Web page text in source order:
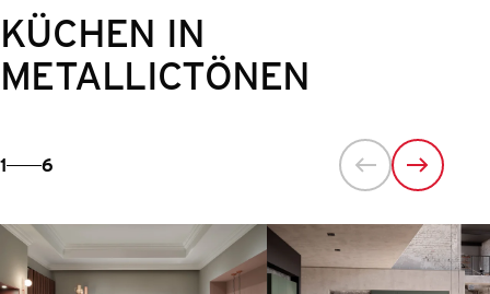
KÜCHEN IN
METALLICTÖNEN
1 6